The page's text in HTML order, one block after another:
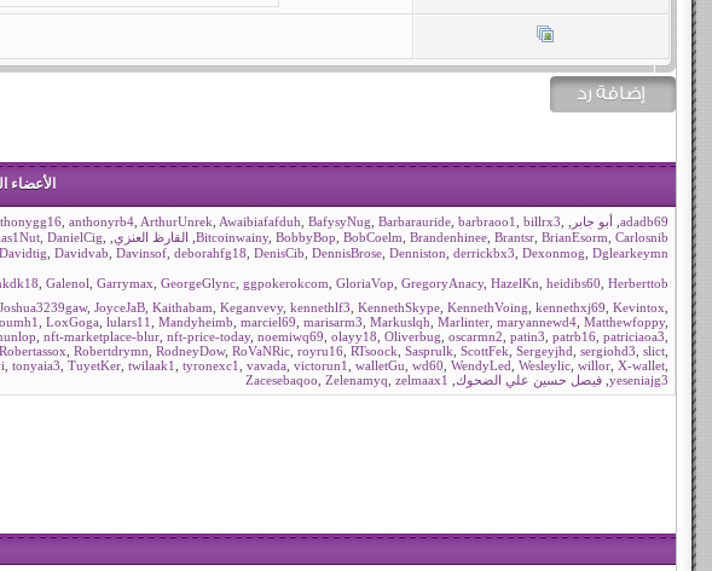
الأعضاء
adadb69
,أبو جابر , anthonyrb4, ArthurUnrek Awaibiafafduh BafysyNug Barbarauride, barbraoo1 billrx3
Bitcoinwainy, BobbyBop BobCoelm Brandenhinee, Brantsr, BrianEsorm Carlosnib القارظ العنزي , DanielCig
Davidtig Davidvab Davinsof, deborahfg18 DenisCib DennisBrose, Denniston derrickbx3 Dexonmog Dglearkeymnنù
Galenol Garrymax GeorgeGlync, ggpokerokcom GloriaVop GregoryAnacy, HazelKn heidibs60 Herberttob
Joshua3239gaw, JoyceJaB, Kaithabam Keganvevy, kennethlf3 KennethSkype, KennethVoing kennethxj69 Kevintox
LoxGoga lulars11 Mandyheimb marciel69 marisarm3 Markuslqh Marlinter, maryannewd4, Matthewfoppy,
nft-marketplace-blur, nft-price-today, noemiwq69 olayy18 Oliverbug oscarmn2 patin3 patrb16, patriciaoa3
Robertassox Robertdrymn RodneyDow, RoVaNRic, royru16, RTsoock Sasprulk ScottFek Sergeyjhd sergiohd3 slict,
tonyaia3 TuyetKer, twilaak1 tyronexc1 vavada victorun1 walletGu wd60 WendyLed Wesleylic, willor, X-wallet,
yeseniajg3
,فيصل حسين علي الضحوك Zacesebaqoo Zelenamyq zelmaax1